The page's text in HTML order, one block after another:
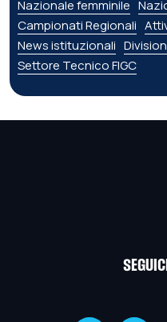
Nazionale femminile
Campionati Regionali
News istituzionali
Settore Tecnico FIGC